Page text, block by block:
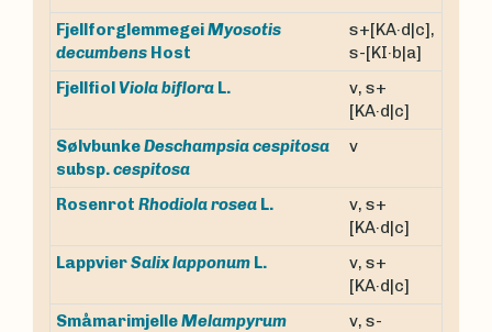
FjellforglemmegeiMyosotis
decumbens Host
s+[KA·d|c],
s-[KI·b|a]
FjellfiolViola biflora L.
v, s+
[KA·d|c]
SølvbunkeDeschampsia cespitosa
subsp.cespitosa
v
Rosenrot Rhodiola rosea L.
v, s+
[KA·d|c]
LappvierSalix lapponum L.
v, s+
[KA·d|c]
SmåmarimjelleMelampyrum
v, s-